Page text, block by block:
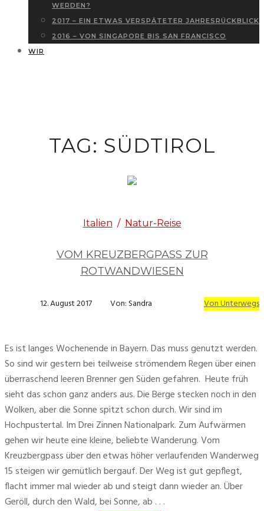
WERDEN?
2017 – EIN ETWAS VERSPÄTETER JAHRESRÜCKBLICK
2016 – VON SINGAPORE BIS SAN FRANCISCO
WIR
TAG: SÜDTIROL
Italien / Natur-Reise
VOM KREUZBERGPASS ZUR
ROTWANDWIESEN
12. August 2017 Von: Sandra Von Unterwegs
Es ist langes Wochenende in Bayern. Das muss genutzt werden.
So sind wir gestern bei teilweise strömendem Regen über einen
überraschend leeren Brenner gen Süden gefahren. Heute früh
sieht das schon ganz anders aus. Die Berge stecken noch in den
Wolken, aber die Sonne spitzt schon durch. Wir sind im
Hochpustertal. Im Drei Zinnen Nationalpark. Zum Aufwärmen
gehen wir heute eine kleine, beliebte Wanderung. Vom
Kreuzbergpass über den etwas höher verlaufenden Wanderweg
15 steigen wir gemütlich bergauf. Der Weg ist gut gepflegt,
flacht immer mal wieder ab und steigt dann wieder an. Über
Geröll, durch den Wald, bei Sonne, ab . . .